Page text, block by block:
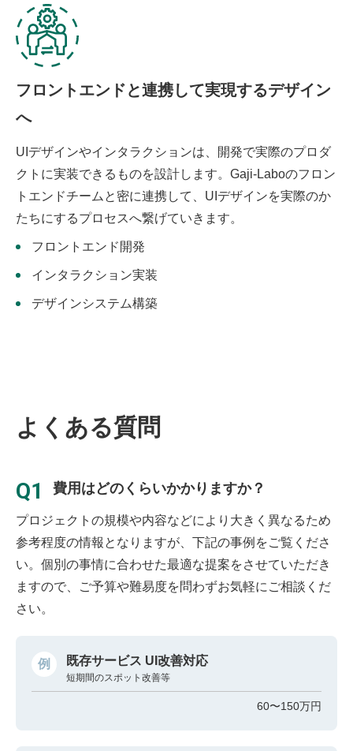
フロントエンドと連携して実現するデザイン
へ
UIデザインやインタラクションは、開発で実際のプロダ
クトに実装できるものを設計します。Gaji-Laboのフロン
トエンドチームと密に連携して、UIデザインを実際のか
たちにするプロセスへ繋げていきます。
フロントエンド開発
インタラクション実装
デザインシステム構築
よくある質問
Q1 費用はどのくらいかかりますか？
プロジェクトの規模や内容などにより大きく異なるため
参考程度の情報となりますが、下記の事例をご覧くださ
い。個別の事情に合わせた最適な提案をさせていただき
ますので、ご予算や難易度を問わずお気軽にご相談くだ
さい。
例 既存サービス UI改善対応
短期間のスポット改善等
60〜150万円